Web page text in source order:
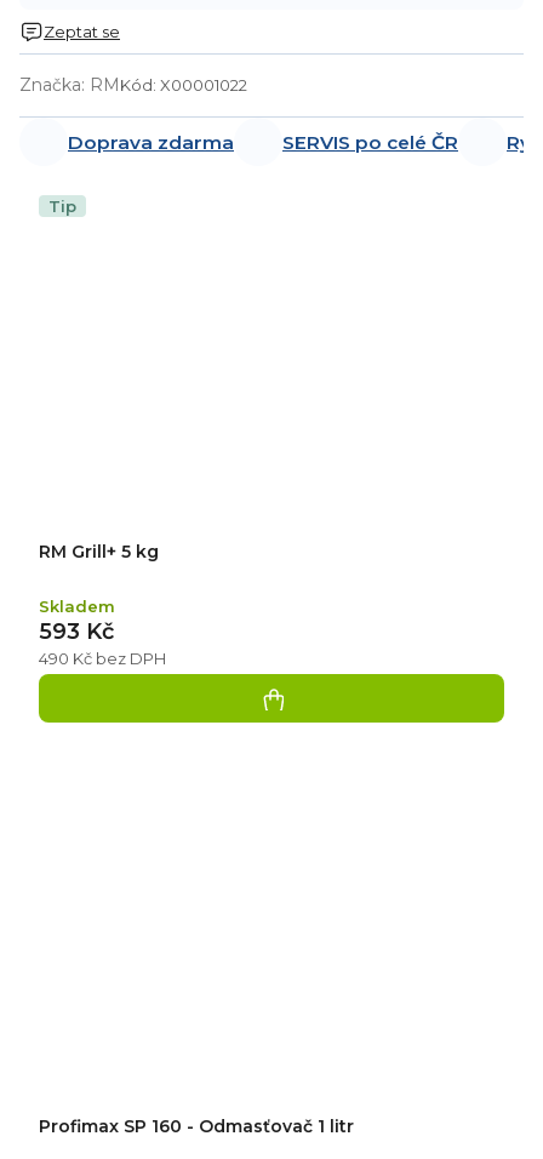
Značka: RMKód: X00001022
Zeptat se
Doprava zdarma SERVIS po celé ČR
Tip
RM Grill+ 5 kg
Skladem
490 Kč bez DPH
593 Kč
Profimax SP 160 - Odmasťovač 1 litr